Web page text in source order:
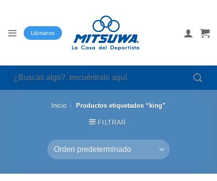
Llámanos
Buscar
por:
Inicio / Productos etiquetados “king”
FILTRAR